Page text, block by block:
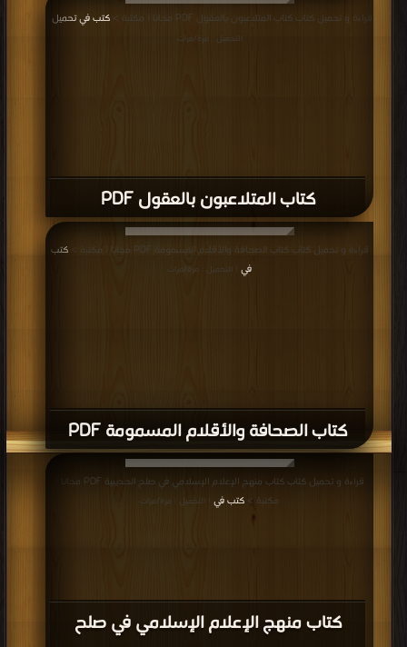
كتاب المتلاعبون بالعقول PDF
قراءة و تحميل كتاب كتاب المتلاعبون بالعقول PDF مجانا | مكتبة > كتب في تحميل
التحميل : مرة/مرات
كتاب الصحافة والأقلام المسمومة PDF
قراءة و تحميل كتاب كتاب الصحافة والأقلام المسمومة PDF مجانا | مكتبة >
كتب
في
| التحميل : مرة/مرات
كتاب منهج الإعلام الإسلامي في صلح
قراءة و تحميل كتاب كتاب منهج الإعلام الإسلامي في صلح الحديبية PDF مجانا |
مكتبة > كتب في | التحميل : مرة/مرات